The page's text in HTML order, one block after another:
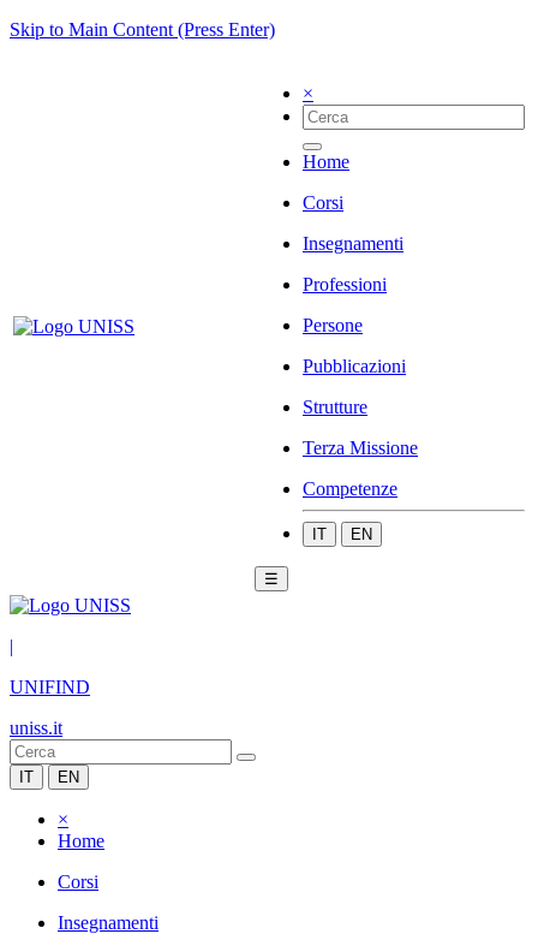
Skip to Main Content (Press Enter)
×
Home
Corsi
Insegnamenti
Professioni
Persone
Pubblicazioni
Strutture
Terza Missione
Competenze
IT EN
☰
|
UNIFIND
uniss.it
IT EN
×
Home
Corsi
Insegnamenti